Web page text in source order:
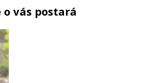
o vás postará